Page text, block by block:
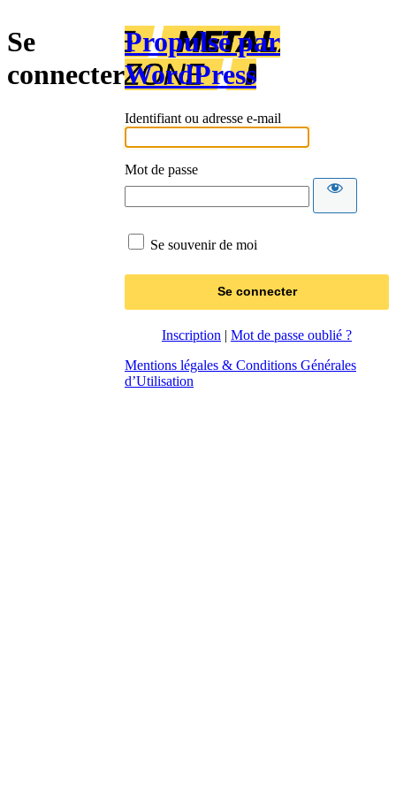
Se
connecter
Propulsé par
WordPress
Identifiant ou adresse e-mail
Mot de passe
Se souvenir de moi
Inscription | Mot de passe oublié ?
Mentions légales & Conditions Générales
d’Utilisation